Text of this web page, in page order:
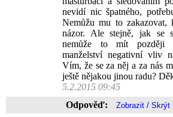
nevidí nic špatného,
Nemůžu mu to
názor. Ale stejně, jak se
nemůže to mít později
manželství negativní vliv
Vím, že se za něj a za nás
ještě nějakou jinou radu?
5.2.2015 09:45
Odpověď: